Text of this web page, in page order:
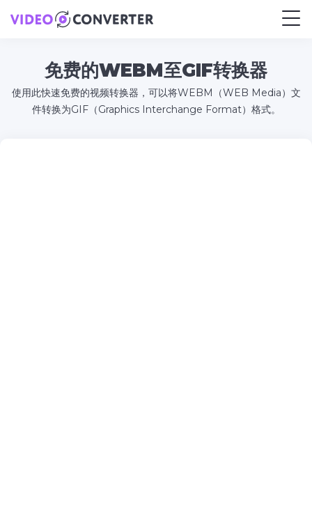
免费的WEBM至GIF转换器
使用此快速免费的视频转换器，可以将WEBM（WEB Media）文
件转换为GIF（Graphics Interchange Format）格式。